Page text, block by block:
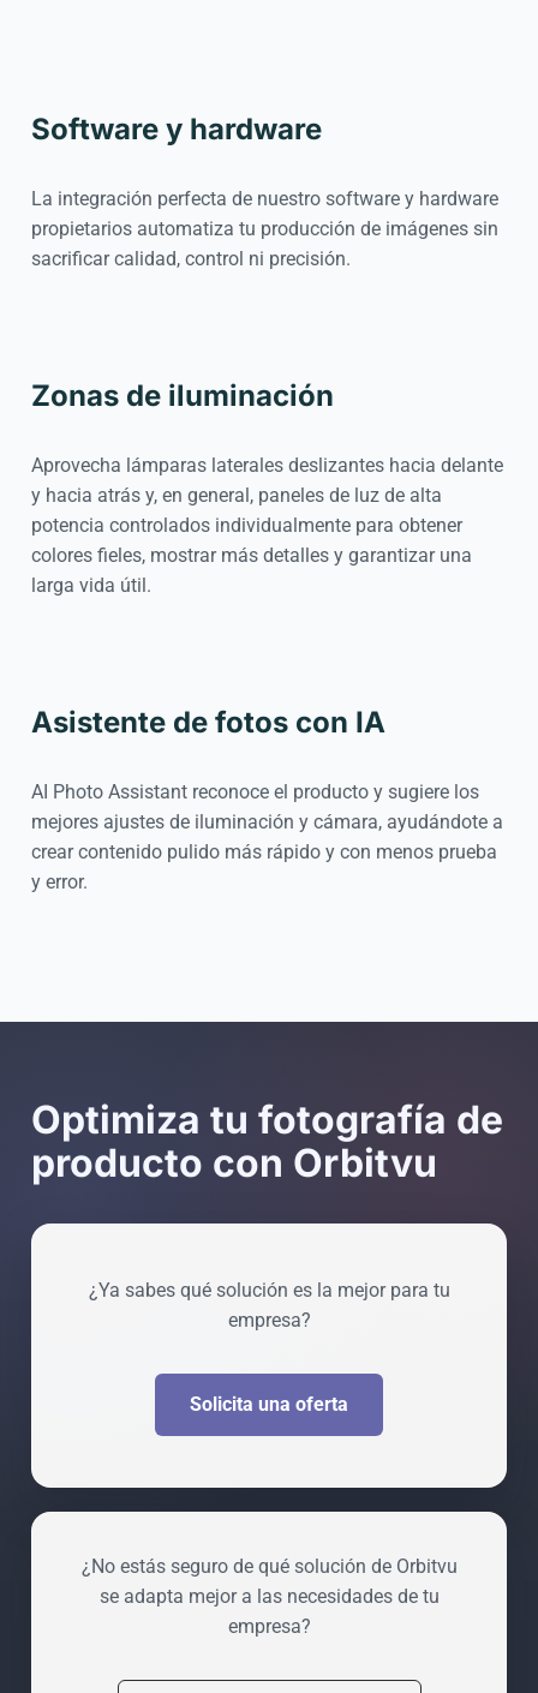
Software y hardware
La integración perfecta de nuestro software y hardware
propietarios automatiza tu producción de imágenes sin
sacrificar calidad, control ni precisión.
Zonas de iluminación
Aprovecha lámparas laterales deslizantes hacia delante
y hacia atrás y, en general, paneles de luz de alta
potencia controlados individualmente para obtener
colores fieles, mostrar más detalles y garantizar una
larga vida útil.
Asistente de fotos con IA
AI Photo Assistant reconoce el producto y sugiere los
mejores ajustes de iluminación y cámara, ayudándote a
crear contenido pulido más rápido y con menos prueba
y error.
Optimiza tu fotografía de
producto con Orbitvu
¿Ya sabes qué solución es la mejor para tu
empresa?
Solicita una oferta
¿No estás seguro de qué solución de Orbitvu
se adapta mejor a las necesidades de tu
empresa?